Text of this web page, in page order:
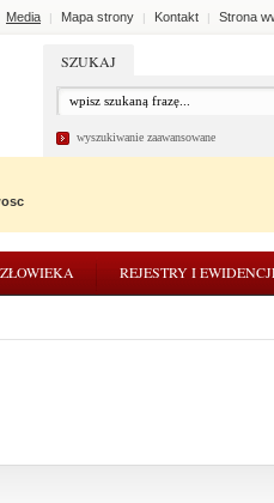
Media | Mapa strony | Kontakt | Strona
SZUKAJ
wyszukiwanie zaawansowane
REJESTRY I